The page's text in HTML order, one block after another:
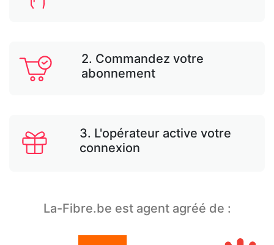
2. Commandez votre
abonnement
3. L'opérateur active votre
connexion
La-Fibre.be est agent agréé de :